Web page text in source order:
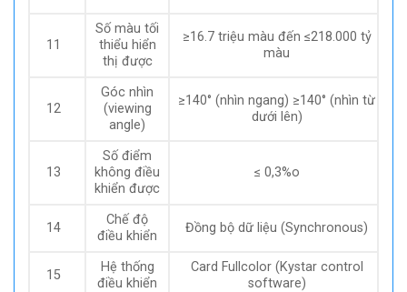
11
Số màu tối
thiểu hiển
thị được
≥16.7 triệu màu đến ≤218.000 tỷ
màu
12
Góc nhìn
(viewing
angle)
≥140° (nhìn ngang) ≥140° (nhìn từ
dưới lên)
13
Số điểm
không điều
khiển được
≤ 0,3%o
14
Chế độ
điều khiển
Đồng bộ dữ liệu (Synchronous)
15
Hệ thống
điều khiển
Card Fullcolor (Kystar control
software)